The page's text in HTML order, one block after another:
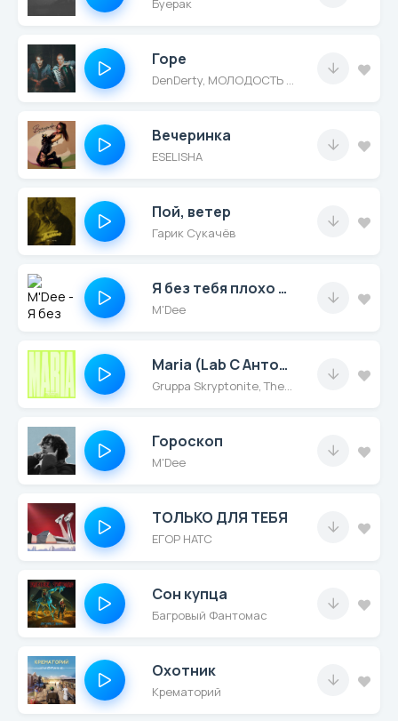
Буерак
Горе
DenDerty, МОЛОДОСТЬ ВНУТРИ
Вечеринка
ESELISHA
Пой, ветер
Гарик Сукачёв
Я без тебя плохо сплю
M'Dee
Maria (Lab С Антоном Беляевым)
Gruppa Skryptonite, Therr Maitz
Гороскоп
M'Dee
ТОЛЬКО ДЛЯ ТЕБЯ
ЕГОР НАТС
Сон купца
Багровый Фантомас
Охотник
Крематорий